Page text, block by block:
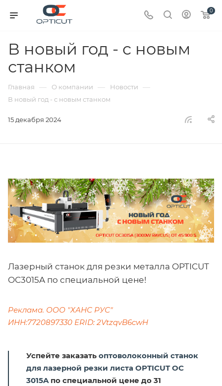
0
В новый год - с новым
станком
Главная — О компании — Новости —
В новый год - с новым станком
15 декабря 2024
Лазерный станок для резки металла OPTICUT
OC3015A по специальной цене!
Реклама. ООО "ХАНС РУС"
ИНН:7720897330 ERID: 2VtzqvB6cwH
Успейте заказать оптоволоконный станок
для лазерной резки листа OPTICUT OC
3015Aпо специальной цене до 31